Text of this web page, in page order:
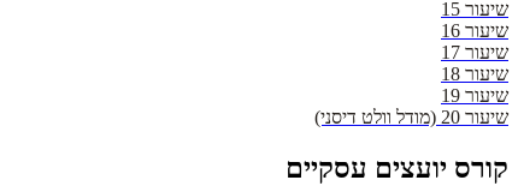
שיעור 15
שיעור 16
שיעור 17
שיעור 18
שיעור 19
שיעור 20 (מודל וולט דיסני)
קורס יועצים עסקיים